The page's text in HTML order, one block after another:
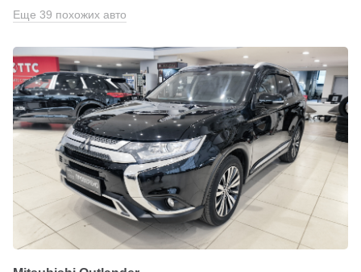
Еще 39 похожих авто